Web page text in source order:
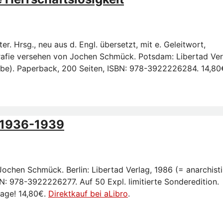
Hrsg., neu aus d. Engl. übersetzt, mit e. Geleitwort,
versehen von Jochen Schmück. Potsdam: Libertad
Paperback, 200 Seiten, ISBN: 978-3922226284.
1939
Schmück. Berlin: Libertad Verlag, 1986 (=
978-3922226277. Auf 50 Expl. limitierte Sonderedition.
14,80€. Direktkauf bei aLibro.